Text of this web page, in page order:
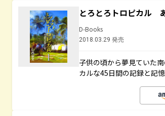
とろとろトロピカル
D-Books
2018.03.29 発売
子供の頃から夢見ていた
カルな45日間の記録と記憶